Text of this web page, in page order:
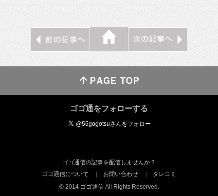
ゴゴ通をフォローする
ゴゴ通信の記事を配信しませんか？
ゴゴ通信について
お問い合わせ
タレコミ
© 2014 ゴゴ通信 All Rights Reserved.